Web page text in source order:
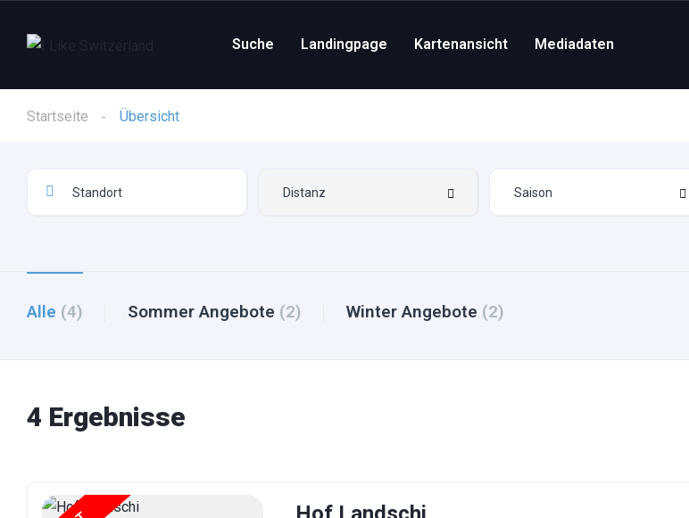
Suche Landingpage Kartenansicht Mediadaten
Startseite Übersicht
Alle (4) Sommer Angebote (2) Winter Angebote (2)
4 Ergebnisse